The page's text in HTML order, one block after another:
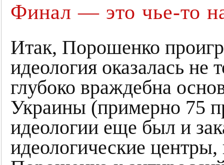
Финал — это чье-то
Итак, Порошенко
идеология оказалась не
глубоко враждебна
Украины (примерно 75
идеологии еще был и
идеологические